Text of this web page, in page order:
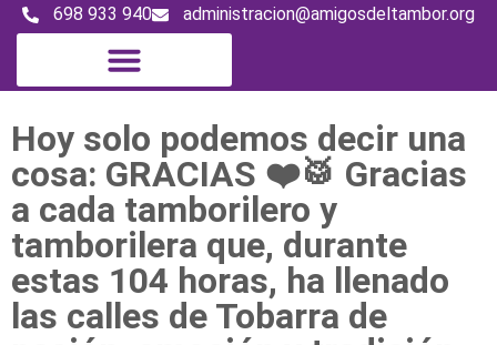
698 933 940 administracion@amigosdeltambor.org
Hoy solo podemos decir una
cosa: GRACIAS ❤️🥁 Gracias
a cada tamborilero y
tamborilera que, durante
estas 104 horas, ha llenado
las calles de Tobarra de